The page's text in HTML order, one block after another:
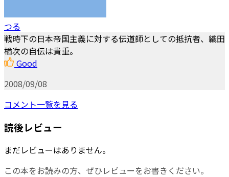
つる
戦時下の日本帝国主義に対する伝道師としての抵抗者、織田
楢次の自伝は貴重。
Good
2008/09/08
コメント一覧を見る
読後レビュー
まだレビューはありません。
この本をお読みの方、ぜひレビューをお書きください。